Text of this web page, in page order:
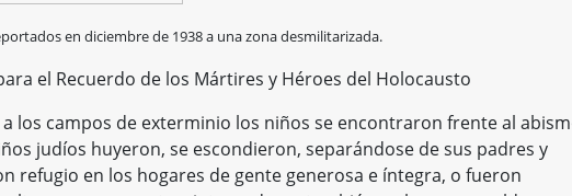
en diciembre de 1938 a una zona desmilitarizada.
el Recuerdo de los Mártires y Héroes del Holocausto
los campos de exterminio los niños se encontraron frente al
judíos huyeron, se escondieron, separándose de sus padres y
refugio en los hogares de gente generosa e íntegra, o fueron